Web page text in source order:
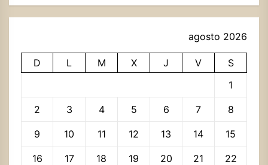
agosto 2026
D L M X J V
S
1
2 3 4 5 6 7 8
9 10 11 12 13 14 15
16 17 18 19 20 21 22